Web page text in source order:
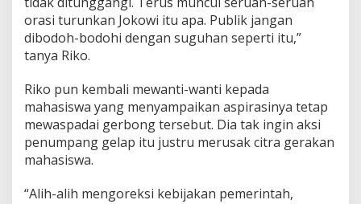
orasi turunkan Jokowi itu apa. Publik jangan
dibodoh-bodohi dengan suguhan seperti itu,”
tanya Riko.
Riko pun kembali mewanti-wanti kepada
mahasiswa yang menyampaikan aspirasinya tetap
mewaspadai gerbong tersebut. Dia tak ingin aksi
penumpang gelap itu justru merusak citra gerakan
mahasiswa.
“Alih-alih mengoreksi kebijakan pemerintah,